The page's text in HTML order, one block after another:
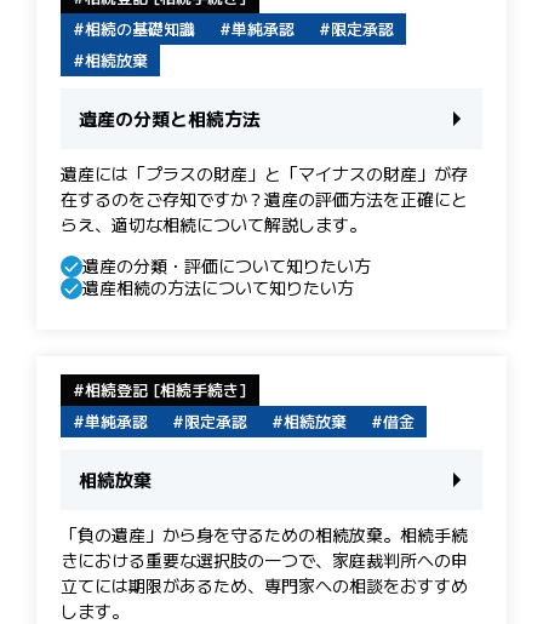
相続の基礎知識
単純承認
限定承認
相続放棄
遺産の分類と相続方法
遺産には「プラスの財産」と「マイナスの財産」が存
在するのをご存知ですか？遺産の評価方法を正確にと
らえ、適切な相続について解説します。
遺産の分類・評価について知りたい方
遺産相続の方法について知りたい方
相続登記 [相続手続き]
単純承認
限定承認 相続放棄 借金
相続放棄
「負の遺産」から身を守るための相続放棄。相続手続
きにおける重要な選択肢の一つで、家庭裁判所への申
立てには期限があるため、専門家への相談をおすすめ
します。